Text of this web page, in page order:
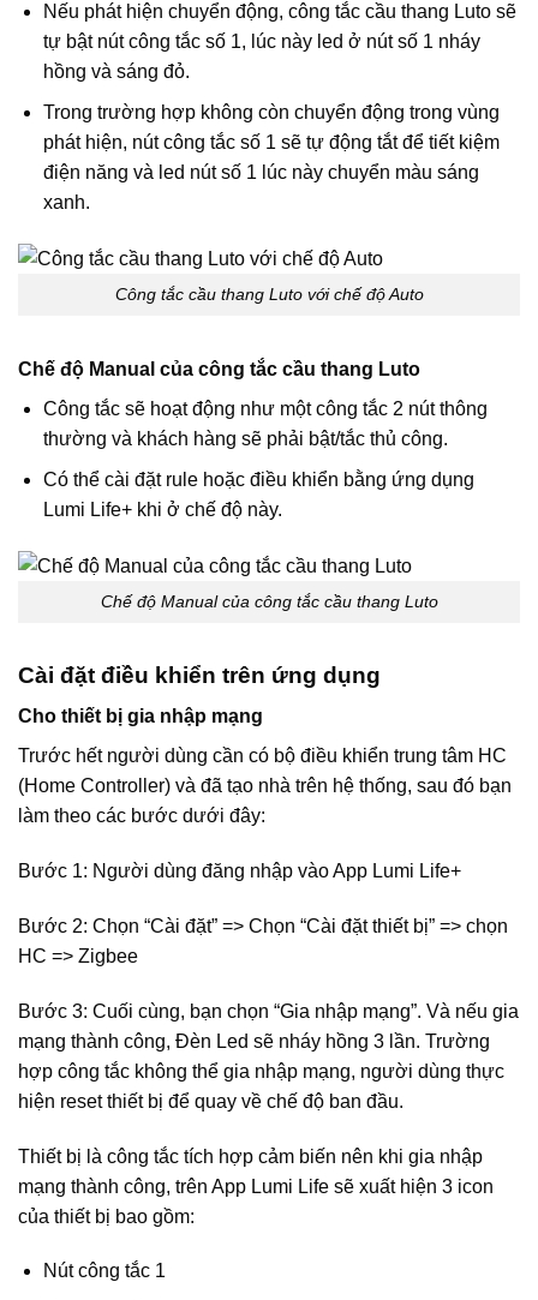
Nếu phát hiện chuyển động, công tắc cầu thang Luto sẽ
tự bật nút công tắc số 1, lúc này led ở nút số 1 nháy
hồng và sáng đỏ.
Trong trường hợp không còn chuyển động trong vùng
phát hiện, nút công tắc số 1 sẽ tự động tắt để tiết kiệm
điện năng và led nút số 1 lúc này chuyển màu sáng
xanh.
Công tắc cầu thang Luto với chế độ Auto
Chế độ Manual của công tắc cầu thang Luto
Công tắc sẽ hoạt động như một công tắc 2 nút thông
thường và khách hàng sẽ phải bật/tắc thủ công.
Có thể cài đặt rule hoặc điều khiển bằng ứng dụng
Lumi Life+ khi ở chế độ này.
Chế độ Manual của công tắc cầu thang Luto
Cài đặt điều khiển trên ứng dụng
Cho thiết bị gia nhập mạng
Trước hết người dùng cần có bộ điều khiển trung tâm HC
(Home Controller) và đã tạo nhà trên hệ thống, sau đó bạn
làm theo các bước dưới đây:
Bước 1: Người dùng đăng nhập vào App Lumi Life+
Bước 2: Chọn “Cài đặt” => Chọn “Cài đặt thiết bị” => chọn
HC => Zigbee
Bước 3: Cuối cùng, bạn chọn “Gia nhập mạng”. Và nếu gia
mạng thành công, Đèn Led sẽ nháy hồng 3 lần. Trường
hợp công tắc không thể gia nhập mạng, người dùng thực
hiện reset thiết bị để quay về chế độ ban đầu.
Thiết bị là công tắc tích hợp cảm biến nên khi gia nhập
mạng thành công, trên App Lumi Life sẽ xuất hiện 3 icon
của thiết bị bao gồm:
Nút công tắc 1